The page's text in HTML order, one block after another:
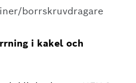
borrskruvdragare
i kakel och